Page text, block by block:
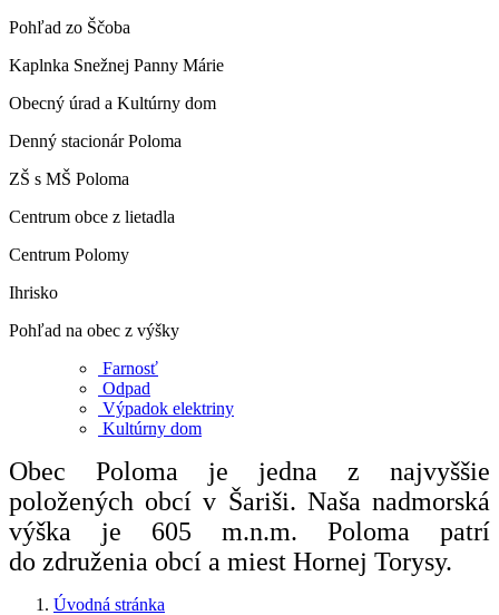
Pohľad zo Ščoba
Kaplnka Snežnej Panny Márie
Obecný úrad a Kultúrny dom
Denný stacionár Poloma
ZŠ s MŠ Poloma
Centrum obce z lietadla
Centrum Polomy
Ihrisko
Pohľad na obec z výšky
Farnosť
Odpad
Výpadok elektriny
Kultúrny dom
Obec Poloma je jedna z najvyššie
položených obcí v Šariši. Naša nadmorská
výška je 605 m.n.m. Poloma patrí
do združenia obcí a miest Hornej Torysy.
Úvodná stránka